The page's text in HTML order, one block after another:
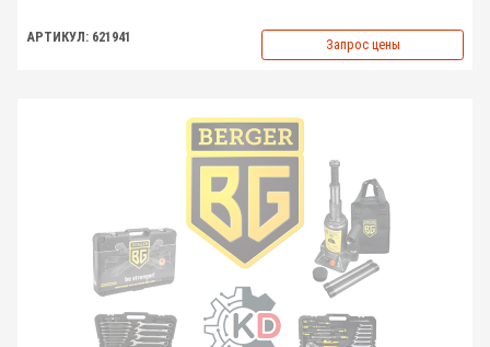
АРТИКУЛ: 621941 Запрос цены